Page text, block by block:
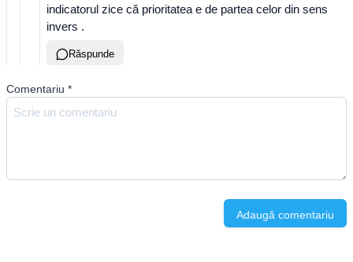
indicatorul zice că prioritatea e de partea celor din sens
invers .
Răspunde
Comentariu *
Adaugă comentariu